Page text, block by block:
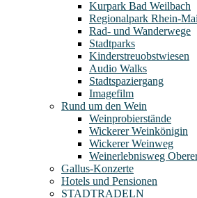
Kurpark Bad Weilbach
Regionalpark Rhein-
Rad- und Wanderwege
Stadtparks
Kinderstreuobstwiesen
Audio Walks
Stadtspaziergang
Imagefilm
Rund um den Wein
Weinprobierstände
Wickerer Weinkönigin
Wickerer Weinweg
Weinerlebnisweg
Gallus-Konzerte
Hotels und Pensionen
STADTRADELN